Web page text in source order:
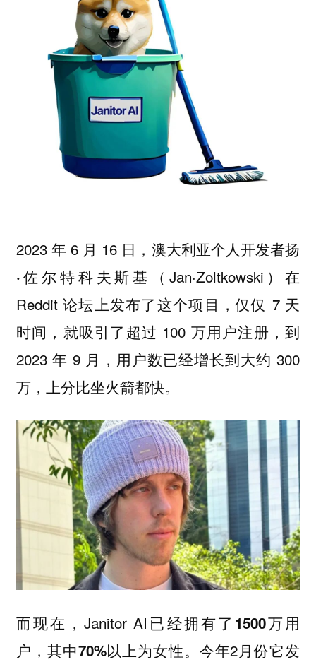
2023 年 6 月 16 日，澳大利亚个人开发者扬
·佐尔特科夫斯基
（Jan·Zoltkowski）在
Reddit 论坛上发布了这个项目，仅仅 7 天
时间，就吸引了超过 100 万用户注册，到
2023 年 9 月，用户数已经增长到大约 300
万，上分比坐火箭都快。
而现在，Janitor AI已经拥有了 1500万用
户，其中70%以上为女性。 今年2月份它发